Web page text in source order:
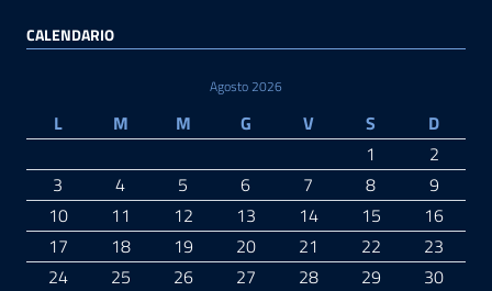
CALENDARIO
Agosto 2026
L M M G V S
D
1
2
3
4 5 6 7 8
9
10
11 12 13 14 15
16
17
18 19 20 21 22
23
24
25 26 27 28 29
30